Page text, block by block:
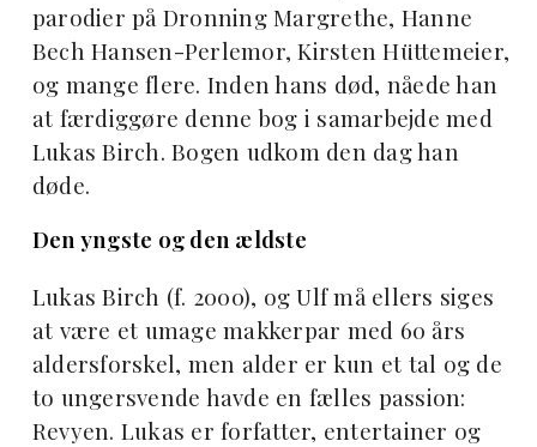
parodier på Dronning Margrethe, Hanne
Bech Hansen-Perlemor, Kirsten Hüttemeier,
og mange flere. Inden hans død, nåede han
at færdiggøre denne bog i samarbejde med
Lukas Birch. Bogen udkom den dag han
døde.
Den yngste og den ældste
Lukas Birch (f. 2000), og Ulf må ellers siges
at være et umage makkerpar med 60 års
aldersforskel, men alder er kun et tal og de
to ungersvende havde en fælles passion:
Revyen. Lukas er forfatter, entertainer og